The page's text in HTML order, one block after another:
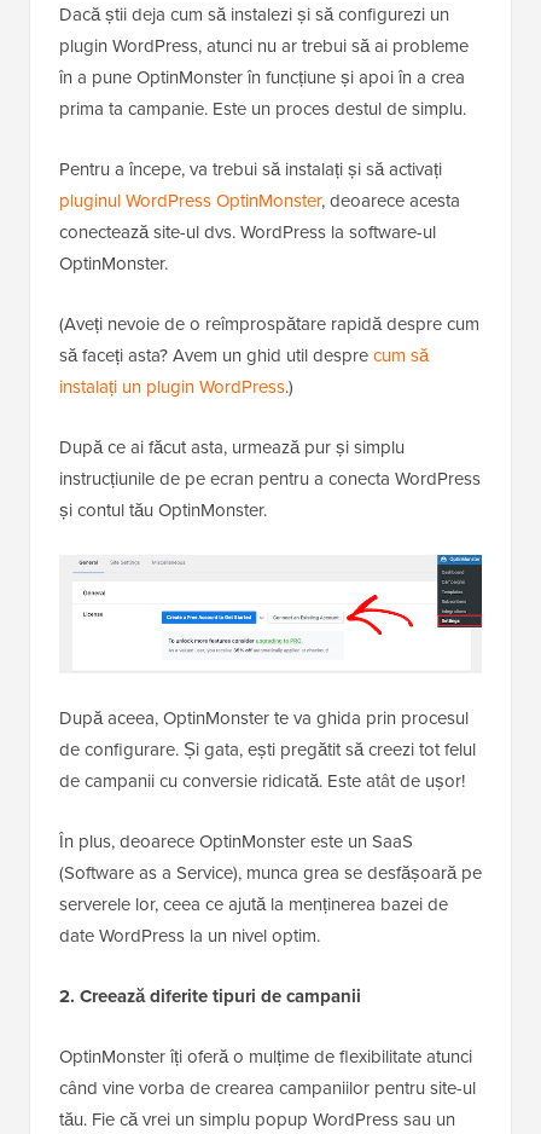
Dacă știi deja cum să instalezi și să configurezi un
plugin WordPress, atunci nu ar trebui să ai probleme
în a pune OptinMonster în funcțiune și apoi în a crea
prima ta campanie. Este un proces destul de simplu.
Pentru a începe, va trebui să instalați și să activați
pluginul WordPress OptinMonster, deoarece acesta
conectează site-ul dvs. WordPress la software-ul
OptinMonster.
(Aveți nevoie de o reîmprospătare rapidă despre cum
să faceți asta? Avem un ghid util desprecum să
instalați un plugin WordPress.)
După ce ai făcut asta, urmează pur și simplu
instrucțiunile de pe ecran pentru a conecta WordPress
și contul tău OptinMonster.
După aceea, OptinMonster te va ghida prin procesul
de configurare. Și gata, ești pregătit să creezi tot felul
de campanii cu conversie ridicată. Este atât de ușor!
În plus, deoarece OptinMonster este un SaaS
(Software as a Service), munca grea se desfășoară pe
serverele lor, ceea ce ajută la menținerea bazei de
date WordPress la un nivel optim.
2. Creează diferite tipuri de campanii
OptinMonster îți oferă o mulțime de flexibilitate atunci
când vine vorba de crearea campaniilor pentru site-ul
tău. Fie că vrei un simplu popup WordPress sau un